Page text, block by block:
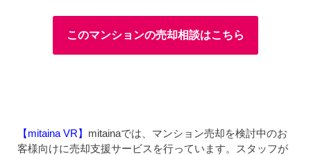
このマンションの売却相談はこちら
【mitaina VR】 mitainaでは、マンション売却を検討中のお
客様向けに売却支援サービスを行っています。スタッフが